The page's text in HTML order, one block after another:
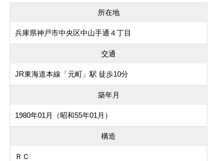
所在地
兵庫県神戸市中央区中山手通４丁目
交通
JR東海道本線「元町」駅 徒歩10分
築年月
1980年01月（昭和55年01月）
構造
ＲＣ